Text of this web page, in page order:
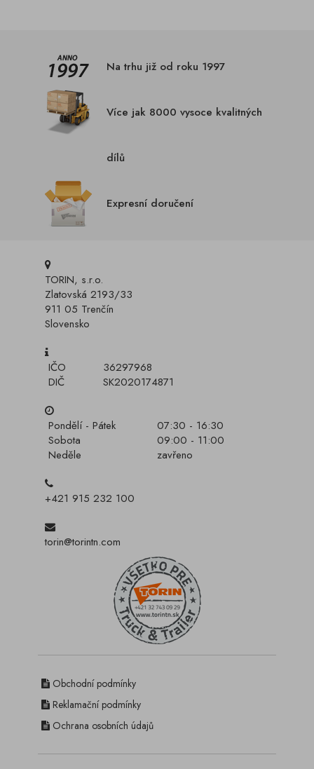
Na trhu již od roku 1997
Více jak 8000 vysoce kvalitných
dílů
Expresní doručení
TORIN, s.r.o.
Zlatovská 2193/33
911 05 Trenčín
Slovensko
IČO
36297968
DIČ
SK2020174871
Pondělí - Pátek
07:30 - 16:30
Sobota
09:00 - 11:00
Neděle
zavřeno
+421 915 232 100
torin@torintn.com
Obchodní podmínky
Reklamační podmínky
Ochrana osobních údajů